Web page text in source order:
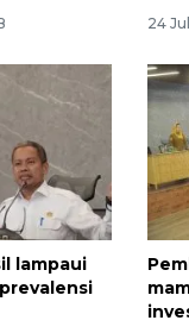
24
lampaui